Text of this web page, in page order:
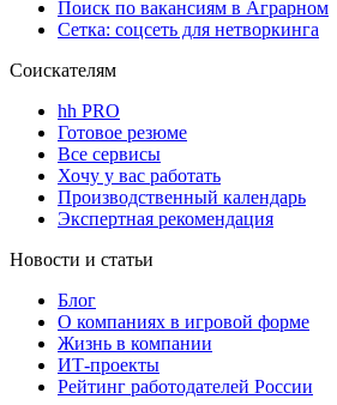
Поиск по вакансиям в Аграрном
Сетка: соцсеть для нетворкинга
Соискателям
hh PRO
Готовое резюме
Все сервисы
Хочу у вас работать
Производственный календарь
Экспертная рекомендация
Новости и статьи
Блог
О компаниях в игровой форме
Жизнь в компании
ИТ-проекты
Рейтинг работодателей России